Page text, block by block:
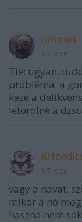
ommm
Tie: ugyan.
probléma. a
keze a
letörölné a
vagy a havat.
mikor a hó
haszna nem